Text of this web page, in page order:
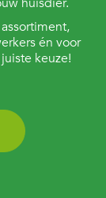
én voor
keuze!